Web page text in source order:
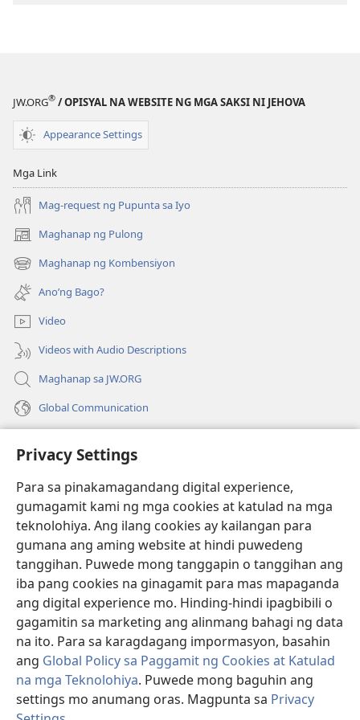
Privacy Settings
Para sa pinakamagandang digital experience,
gumagamit kami ng mga cookies at katulad na mga
teknolohiya. Ang ilang cookies ay kailangan para
gumana ang aming website at hindi puwedeng
tanggihan. Puwede mong tanggapin o tanggihan ang
iba pang cookies na ginagamit para mas mapaganda
ang digital experience mo. Hinding-hindi ipagbibili o
gagamitin sa marketing ang alinmang bahagi ng data
na ito. Para sa karagdagang impormasyon, basahin
ang Global Policy sa Paggamit ng Cookies at Katulad
na mga Teknolohiya. Puwede mong baguhin ang
settings mo anumang oras. Magpunta sa Privacy
sa
sa
JW.ORG® / OPISYAL NA WEBSITE NG MGA SAKSI NI JEHOVA
Appearance Settings
Mga Link
Mag-request ng Pupunta sa Iyo
Maghanap ng Pulong
(may
bubukas
na
bagong
window)
Maghanap ng Kombensiyon
(may
bubukas
na
bagong
window)
Ano’ng Bago?
Video
Videos with Audio Descriptions
Maghanap sa JW.ORG
Global Communication
(may
na
bagong
window)
Watchtower ONLINE LIBRARY™
(may
bubukas
na
bagong
window)
JW Hub ®
(may
bubukas
bagong
window)
JW Library ®
Watchtower Library®
Copyright© 2026 Watch Tower Bible and Tract Society of Pennsylvania.